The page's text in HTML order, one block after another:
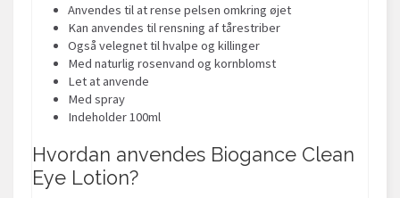
Anvendes til at rense pelsen omkring øjet
Kan anvendes til rensning af tårestriber
Også velegnet til hvalpe og killinger
Med naturlig rosenvand og kornblomst
Let at anvende
Med spray
Indeholder 100ml
Hvordan anvendes Biogance Clean
Eye Lotion?